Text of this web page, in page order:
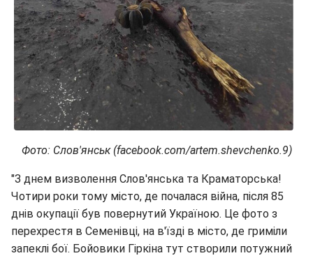
Фото: Слов'янськ (facebook.com/artem.shevchenko.9)
"З днем визволення Слов'янська та Краматорська!
Чотири роки тому місто, де почалася війна, після 85
днів окупації був повернутий Україною. Це фото з
перехрестя в Семенівці, на в'їзді в місто, де гриміли
запеклі бої. Бойовики Гіркіна тут створили потужний